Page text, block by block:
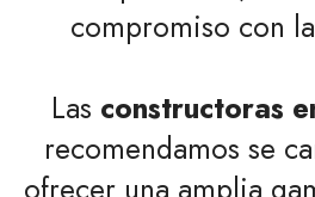
compromiso con
Las constructoras
recomendamos se